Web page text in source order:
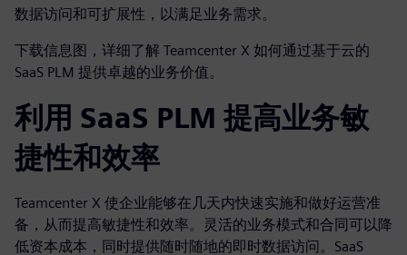
数据访问和可扩展性，以满足业务需求。
下载信息图，详细了解 Teamcenter X 如何通过基于云的
SaaS PLM 提供卓越的业务价值。
利用 SaaS PLM 提高业务敏
捷性和效率
Teamcenter X 使企业能够在几天内快速实施和做好运营准
备，从而提高敏捷性和效率。灵活的业务模式和合同可以降
低资本成本，同时提供随时随地的即时数据访问。SaaS